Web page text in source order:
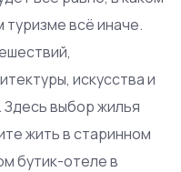
туризме всё иначе.
искусства и
.Здесь выбор жилья
жить в старинном
бутик-отеле в